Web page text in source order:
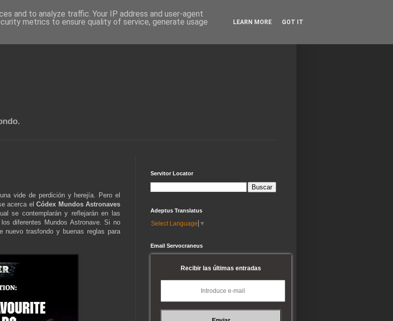
vide de perdición y herejía. Pero el
acerca el Códex Mundos Astronaves
se contemplarán y reflejarán en las
diferentes Mundos Astronave. Si no
nuevo trasfondo y buenas reglas para
Servitor Locator
Adeptus Translatus
Select Language ▼
Email Servocraneus
Recibir las últimas entradas
and to analyze traffic. Your IP address and user-agent
metrics to ensure quality of service, generate usage
LEARN MORE GOT IT